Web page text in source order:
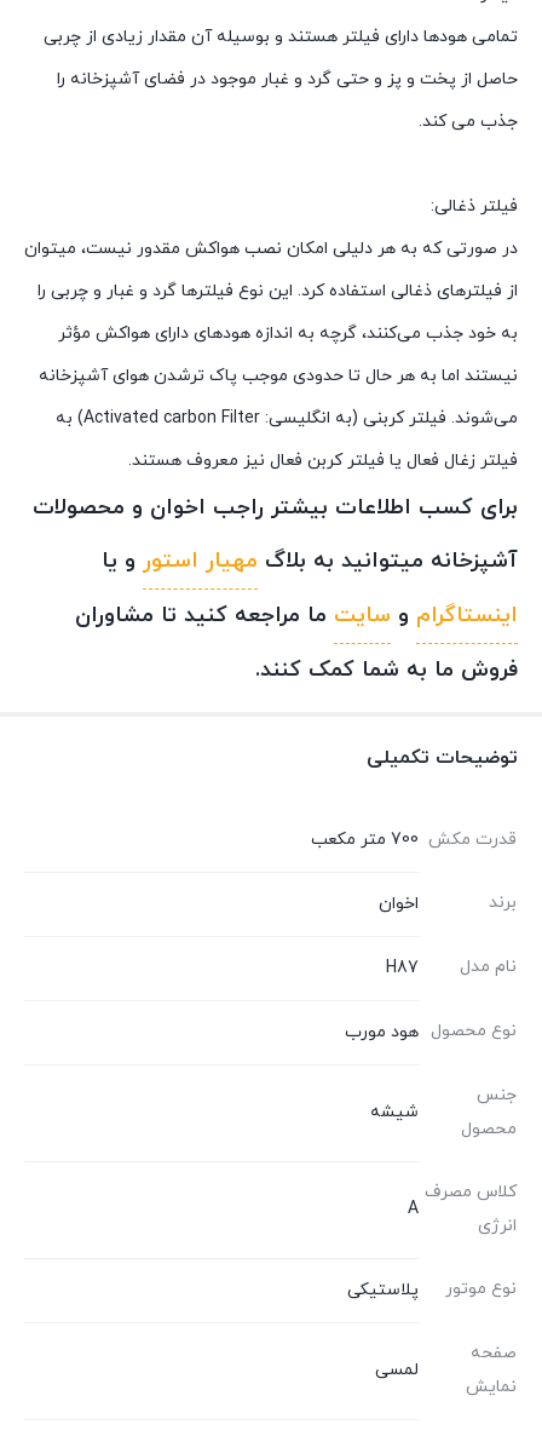
تمامی هودها دارای فیلتر هستند و بوسیله آن مقدار زیادی از چربی
حاصل از پخت و پز و حتی گرد و غبار موجود در فضای آشپزخانه را
جذب می کند.
فیلتر ذغالی:
در صورتی ‌که به هر دلیلی امکان نصب هواکش مقدور نیست، میتوان
از فیلترهای ذغالی استفاده کرد. این نوع فیلترها گرد و غبار و چربی را
به خود جذب می‌کنند، گرچه به‌ اندازه هودهای دارای هواکش مؤثر
نیستند اما به‌ هر حال تا حدودی موجب پاک ‌ترشدن هوای آشپزخانه
می‌شوند. فیلتر کربنی (به انگلیسی: Activated carbon Filter) به
فیلتر زغال فعال یا فیلتر کربن فعال نیز معروف هستند.
برای کسب اطلاعات بیشتر راجب اخوان و محصولات
آشپزخانه میتوانید به بلاگ مهیار استور و یا
اینستاگرام و سایت ما مراجعه کنید تا مشاوران
فروش ما به شما کمک کنند.
توضیحات تکمیلی
قدرت مکش 700 متر مکعب
برند اخوان
نام مدل H87
نوع محصول هود مورب
جنس
محصول
شیشه
کلاس مصرف
انرژی
A
نوع موتور پلاستیکی
صفحه
نمایش
لمسی